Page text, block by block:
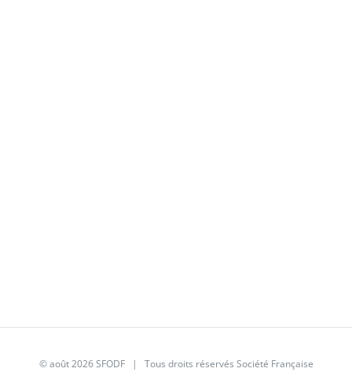
© août 2026SFODF| Tous droits réservés Société Française